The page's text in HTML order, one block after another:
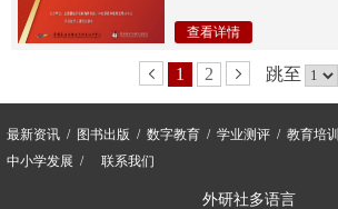
查看详情
1 2 跳至
最新资讯 图书出版 数字教育 学业测评 教育培训
中小学发展
联系我们
外研社多语言